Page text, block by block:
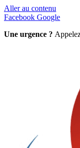
Aller au contenu
Facebook Google
Une urgence ?